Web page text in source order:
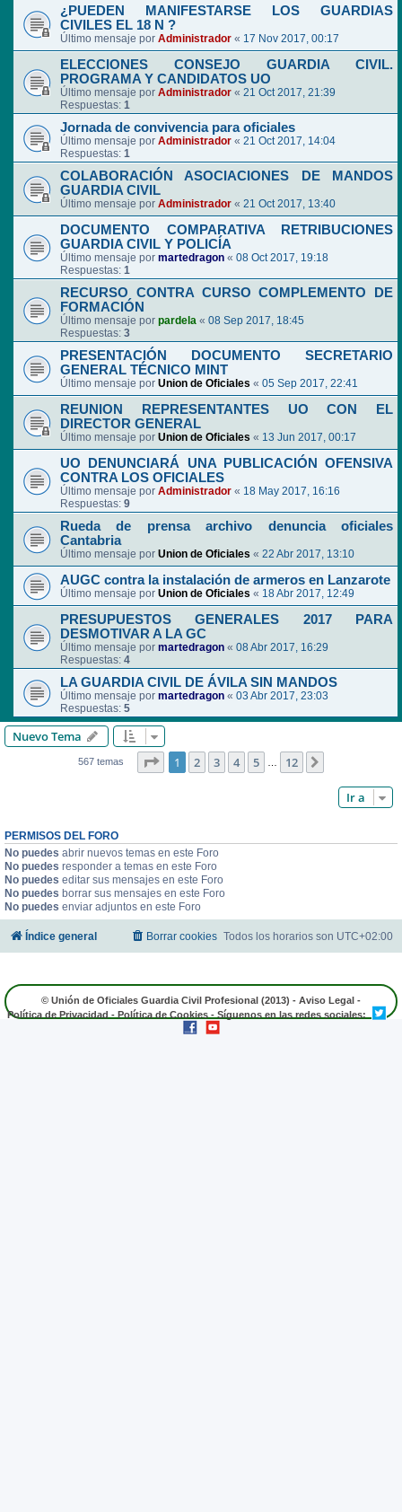
¿PUEDEN MANIFESTARSE LOS GUARDIAS
CIVILES EL 18 N ?
Último mensaje por Administrador « 17 Nov 2017, 00:17
ELECCIONES CONSEJO GUARDIA CIVIL.
PROGRAMA Y CANDIDATOS UO
Último mensaje por Administrador « 21 Oct 2017, 21:39
Respuestas: 1
Jornada de convivencia para oficiales
Último mensaje por Administrador « 21 Oct 2017, 14:04
Respuestas: 1
COLABORACIÓN ASOCIACIONES DE MANDOS
GUARDIA CIVIL
Último mensaje por Administrador « 21 Oct 2017, 13:40
DOCUMENTO COMPARATIVA RETRIBUCIONES
GUARDIA CIVIL Y POLICÍA
Último mensaje por martedragon « 08 Oct 2017, 19:18
Respuestas: 1
RECURSO CONTRA CURSO COMPLEMENTO DE
FORMACIÓN
Último mensaje por pardela « 08 Sep 2017, 18:45
Respuestas: 3
PRESENTACIÓN DOCUMENTO SECRETARIO
GENERAL TÉCNICO MINT
Último mensaje por Union de Oficiales « 05 Sep 2017, 22:41
REUNION REPRESENTANTES UO CON EL
DIRECTOR GENERAL
Último mensaje por Union de Oficiales « 13 Jun 2017, 00:17
UO DENUNCIARÁ UNA PUBLICACIÓN OFENSIVA
CONTRA LOS OFICIALES
Último mensaje por Administrador « 18 May 2017, 16:16
Respuestas: 9
Rueda de prensa archivo denuncia oficiales
Cantabria
Último mensaje por Union de Oficiales « 22 Abr 2017, 13:10
AUGC contra la instalación de armeros en Lanzarote
Último mensaje por Union de Oficiales « 18 Abr 2017, 12:49
PRESUPUESTOS GENERALES 2017 PARA
DESMOTIVAR A LA GC
Último mensaje por martedragon « 08 Abr 2017, 16:29
Respuestas: 4
LA GUARDIA CIVIL DE ÁVILA SIN MANDOS
Último mensaje por martedragon « 03 Abr 2017, 23:03
Respuestas: 5
Nuevo Tema
567 temas Página de 12
1 2 3 4 5 … 12
Ir a
PERMISOS DEL FORO
No puedes abrir nuevos temas en este Foro
No puedes responder a temas en este Foro
No puedes editar sus mensajes en este Foro
No puedes borrar sus mensajes en este Foro
No puedes enviar adjuntos en este Foro
Índice general Todos los horarios son UTC+02:00
Borrar cookies
© Unión de Oficiales Guardia Civil Profesional (2013) - Aviso Legal -
Política de Privacidad-Política de Cookies- Síguenos en las redes sociales: